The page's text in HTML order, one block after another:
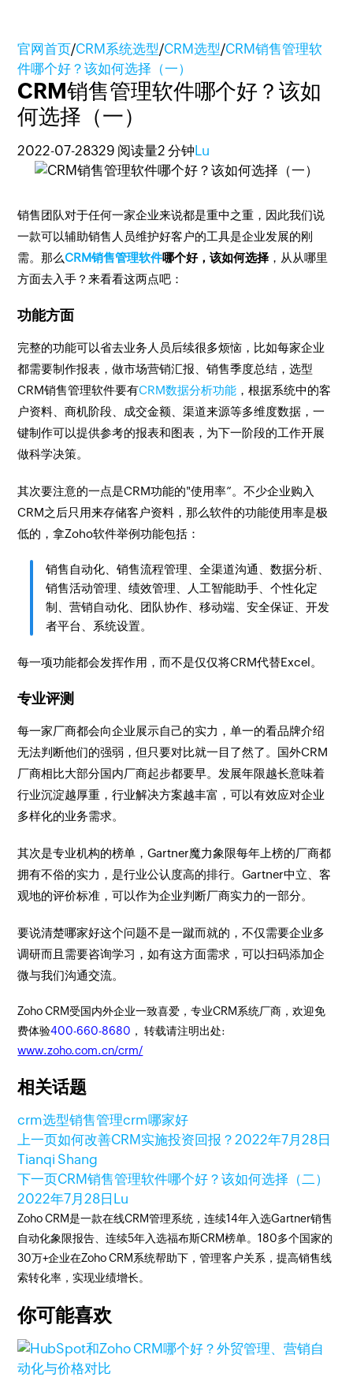
官网首页/CRM系统选型/CRM选型/CRM销售管理软
件哪个好？该如何选择（一）
CRM销售管理软件哪个好？该如
何选择（一）
2022-07-28329 阅读量2 分钟 Lu
销售团队对于任何一家企业来说都是重中之重，因此我们说
一款可以辅助销售人员维护好客户的工具是企业发展的刚
需。那么CRM销售管理软件哪个好，该如何选择 ，从从哪里
方面去入手？来看看这两点吧：
功能方面
完整的功能可以省去业务人员后续很多烦恼，比如每家企业
都需要制作报表，做市场营销汇报、销售季度总结，选型
CRM销售管理软件要有CRM数据分析功能 ，根据系统中的客
户资料、商机阶段、成交金额、渠道来源等多维度数据，一
键制作可以提供参考的报表和图表，为下一阶段的工作开展
做科学决策。
其次要注意的一点是CRM功能的"使用率”。不少企业购入
CRM之后只用来存储客户资料，那么软件的功能使用率是极
低的，拿Zoho软件举例功能包括：
销售自动化、销售流程管理、全渠道沟通、数据分析、
销售活动管理、绩效管理、人工智能助手、个性化定
制、营销自动化、团队协作、移动端、安全保证、开发
者平台、系统设置。
每一项功能都会发挥作用，而不是仅仅将CRM代替Excel。
专业评测
每一家厂商都会向企业展示自己的实力，单一的看品牌介绍
无法判断他们的强弱，但只要对比就一目了然了。国外CRM
厂商相比大部分国内厂商起步都要早。发展年限越长意味着
行业沉淀越厚重，行业解决方案越丰富，可以有效应对企业
多样化的业务需求。
其次是专业机构的榜单，Gartner魔力象限每年上榜的厂商都
拥有不俗的实力，是行业公认度高的排行。Gartner中立、客
观地的评价标准，可以作为企业判断厂商实力的一部分。
要说清楚哪家好这个问题不是一蹴而就的，不仅需要企业多
调研而且需要咨询学习，如有这方面需求，可以扫码添加企
微与我们沟通交流。
Zoho CRM受国内外企业一致喜爱，专业CRM系统厂商，欢迎免
费体验400-660-8680 ， 转载请注明出处:
www.zoho.com.cn/crm/
相关话题
crm选型销售管理crm哪家好
上一页如何改善CRM实施投资回报？2022年7月28日
Tianqi Shang
下一页CRM销售管理软件哪个好？该如何选择（二）
2022年7月28日 Lu
Zoho CRM是一款在线CRM管理系统，连续14年入选Gartner销售
自动化象限报告、连续5年入选福布斯CRM榜单。180多个国家的
30万+企业在Zoho CRM系统帮助下，管理客户关系，提高销售线
索转化率，实现业绩增长。
你可能喜欢